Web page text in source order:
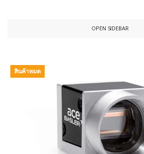
OPEN SIDEBAR
สินค้าหมด